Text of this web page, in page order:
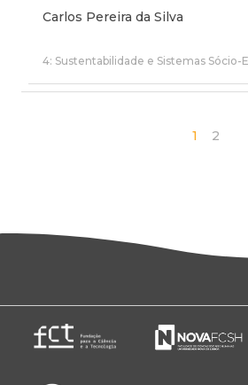
Carlos Pereira da Silva
4: Sustentabilidade e Sistemas Sócio-
1 2